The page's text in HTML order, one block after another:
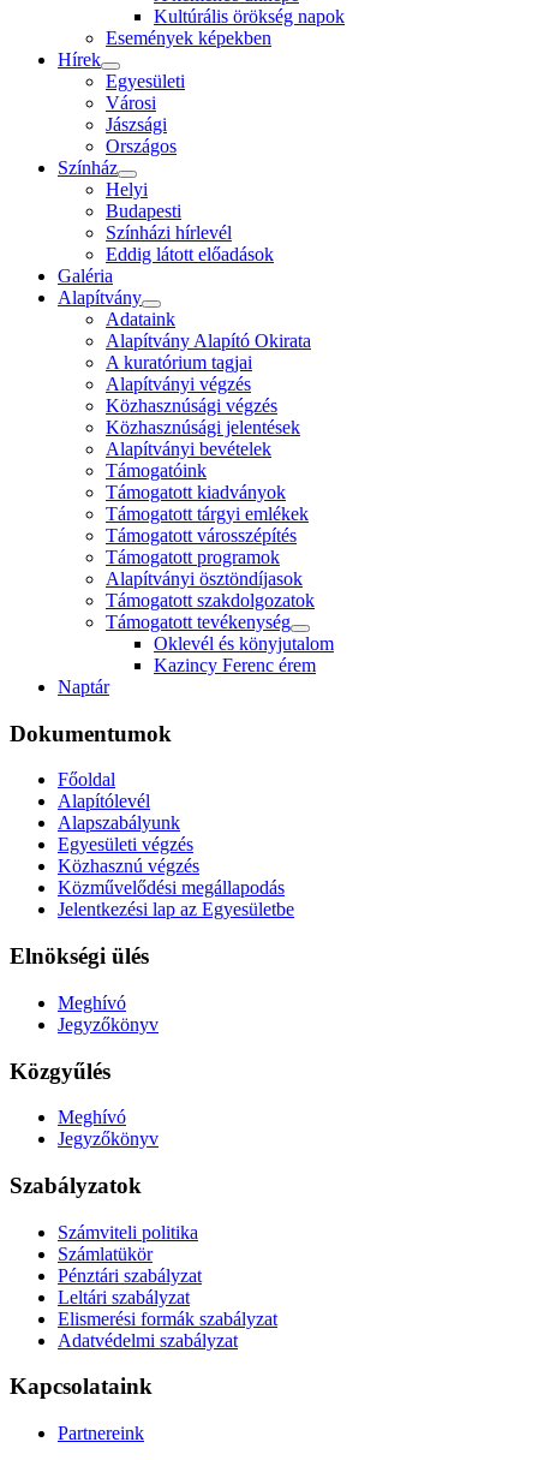
Kultúrális örökség napok
Események képekben
Hírek
Egyesületi
Városi
Jászsági
Országos
Színház
Helyi
Budapesti
Színházi hírlevél
Eddig látott előadások
Galéria
Alapítvány
Adataink
Alapítvány Alapító Okirata
A kuratórium tagjai
Alapítványi végzés
Közhasznúsági végzés
Közhasznúsági jelentések
Alapítványi bevételek
Támogatóink
Támogatott kiadványok
Támogatott tárgyi emlékek
Támogatott városszépítés
Támogatott programok
Alapítványi ösztöndíjasok
Támogatott szakdolgozatok
Támogatott tevékenység
Oklevél és könyjutalom
Kazincy Ferenc érem
Naptár
Dokumentumok
Főoldal
Alapítólevél
Alapszabályunk
Egyesületi végzés
Közhasznú végzés
Közművelődési megállapodás
Jelentkezési lap az Egyesületbe
Elnökségi ülés
Meghívó
Jegyzőkönyv
Közgyűlés
Meghívó
Jegyzőkönyv
Szabályzatok
Számviteli politika
Számlatükör
Pénztári szabályzat
Leltári szabályzat
Elismerési formák szabályzat
Adatvédelmi szabályzat
Kapcsolataink
Partnereink